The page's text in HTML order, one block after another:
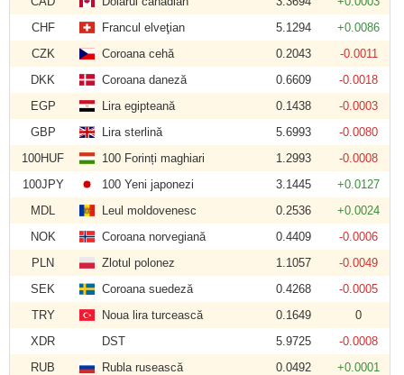
CHF
Francul elveţian 5.1294
+0.0086
CZK
Coroana cehă 0.2043
-0.0011
DKK
Coroana daneză 0.6609
-0.0018
EGP
Lira egipteană 0.1438
-0.0003
GBP
Lira sterlină 5.6993
-0.0080
100HUF
100 Forinți maghiari 1.2993
-0.0008
100JPY
100 Yeni japonezi 3.1445
+0.0127
MDL
Leul moldovenesc 0.2536
+0.0024
NOK
Coroana norvegiană 0.4409
-0.0006
PLN
Zlotul polonez 1.1057
-0.0049
SEK
Coroana suedeză 0.4268
-0.0005
TRY
Noua lira turcească 0.1649
0
XDR
DST 5.9725
-0.0008
RUB
Rubla rusească 0.0492
+0.0001